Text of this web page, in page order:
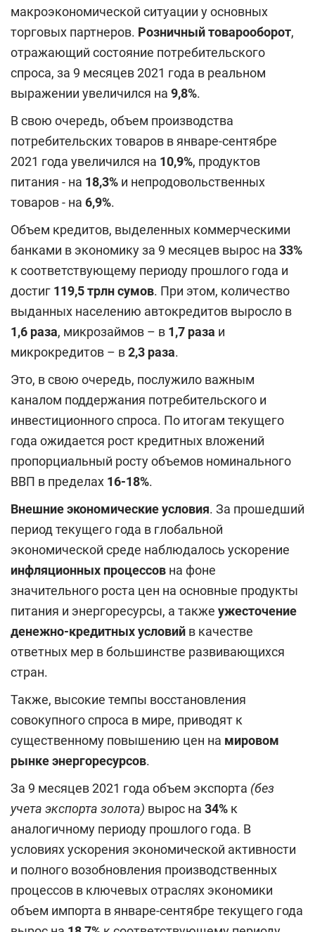
макроэкономической ситуации у основных
торговых партнеров. Розничный товарооборот,
отражающий состояние потребительского
спроса, за 9 месяцев 2021 года в реальном
выражении увеличился на 9,8%.
В свою очередь, объем производства
потребительских товаров в январе-сентябре
2021 года увеличился на 10,9%, продуктов
питания - на 18,3% и непродовольственных
товаров - на 6,9%.
Объем кредитов, выделенных коммерческими
банками в экономику за 9 месяцев вырос на 33%
к соответствующему периоду прошлого года и
достиг 119,5 трлн сумов. При этом, количество
выданных населению автокредитов выросло в
1,6 раза, микрозаймов – в 1,7 раза и
микрокредитов – в2,3 раза.
Это, в свою очередь, послужило важным
каналом поддержания потребительского и
инвестиционного спроса. По итогам текущего
года ожидается рост кредитных вложений
пропорциальный росту объемов номинального
ВВП в пределах 16-18%.
Внешние экономические условия. За прошедший
период текущего года в глобальной
экономической среде наблюдалось ускорение
инфляционных процессов на фоне
значительного роста цен на основные продукты
питания и энергоресурсы, а также ужесточение
денежно-кредитных условий в качестве
ответных мер в большинстве развивающихся
стран.
Также, высокие темпы восстановления
совокупного спроса в мире, приводят к
существенному повышению цен на мировом
рынке энергоресурсов.
За 9 месяцев 2021 года объем экспорта (без
учета экспорта золота) вырос на 34% к
аналогичному периоду прошлого года. В
условиях ускорения экономической активности
и полного возобновления производственных
процессов в ключевых отраслях экономики
объем импорта в январе-сентябре текущего года